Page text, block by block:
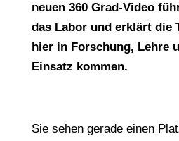
neuen 360 Grad-Video
das Labor und erklärt die
hier in Forschung, Lehre
Einsatz kommen.
Sie sehen gerade einen